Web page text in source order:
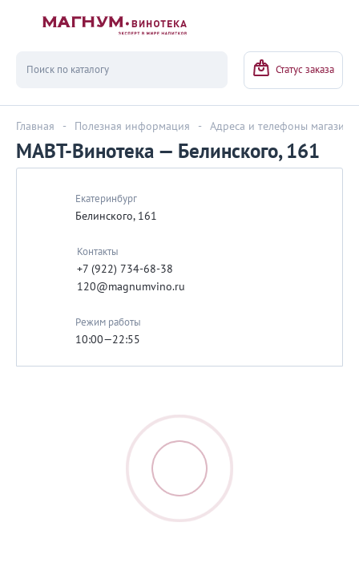
Статус заказа
Главная - Полезная информация - Адреса и телефоны
МАВТ-Винотека — Белинского, 161
Екатеринбург
Белинского, 161
Контакты
+7 (922) 734-68-38
120@magnumvino.ru
Режим работы
10:00—22:55